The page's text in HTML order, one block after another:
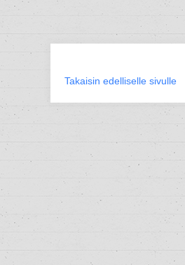
Takaisin edelliselle sivulle